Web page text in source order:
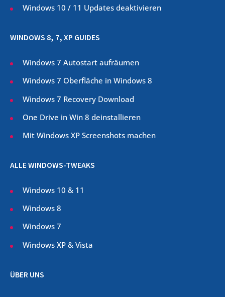
Windows 10 / 11 Updates deaktivieren
WINDOWS 8, 7, XP GUIDES
Windows 7 Autostart aufräumen
Windows 7 Oberfläche in Windows 8
Windows 7 Recovery Download
One Drive in Win 8 deinstallieren
Mit Windows XP Screenshots machen
ALLE WINDOWS-TWEAKS
Windows 10 & 11
Windows 8
Windows 7
Windows XP & Vista
ÜBER UNS